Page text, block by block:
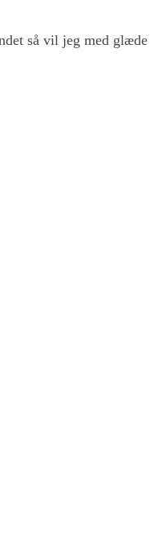
så vil jeg med glæde